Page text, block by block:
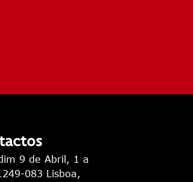
9 de Abril, 1 a
083 Lisboa,